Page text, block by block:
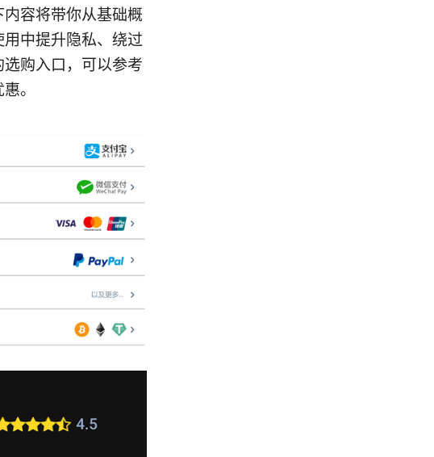
容将带你从基础概
中提升隐私、绕过
购入口，可以参考
。